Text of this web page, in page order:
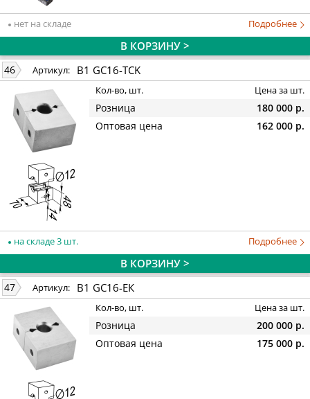
нет на складе Подробнее
В КОРЗИНУ >
46 Артикул: B1 GC16-TCK
Кол-во, шт. Цена за шт.
Розница
180 000 р.
Оптовая цена
162 000 р.
на складе 3 шт. Подробнее
В КОРЗИНУ >
47 Артикул: B1 GC16-EК
Кол-во, шт. Цена за шт.
Розница
200 000 р.
Оптовая цена
175 000 р.